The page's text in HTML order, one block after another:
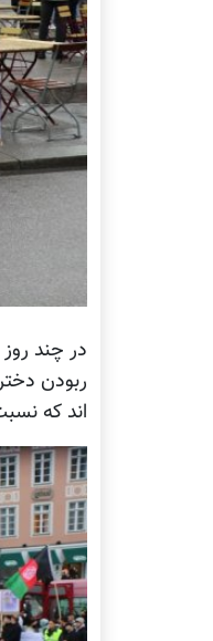
در چند
ربودن
اند که